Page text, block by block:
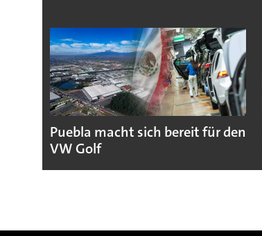
Puebla macht sich bereit für den
VW Golf